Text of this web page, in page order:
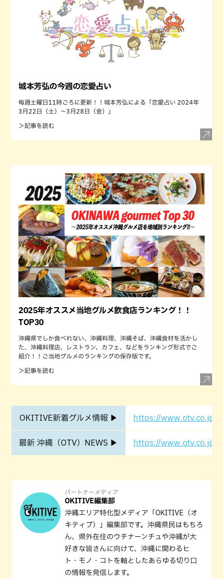
城本芳弘の今週の恋愛占い
毎週土曜日11時ごろに更新！！城本芳弘による「恋愛占い 2024年
3月22日（土）～3月28日（金）」
＞記事を読む
2025年オススメ当地グルメ飲食店ランキング！！
TOP30
沖縄県でしか食べれない、沖縄料理、沖縄そば、沖縄食材を活かし
た、沖縄料理店、レストラン、カフェ、などをランキング形式でご
紹介！！ご当地グルメのランキングの保存版です。
＞記事を読む
OKITIVE新着グルメ情報 ▶ https://www.otv.co.jp/
最新 沖縄（OTV）NEWS ▶ https://www.otv.co.jp/
パートナーメディア
OKITIVE編集部
沖縄エリア特化型メディア「OKITIVE（オ
キティブ）」編集部です。沖縄県民はもちろ
ん、県外在住のウチナーンチュや沖縄が大
好きな皆さんに向けて、沖縄に関わるヒ
ト・モノ・コトを軸としたあらゆる切り口
の情報を発信します。